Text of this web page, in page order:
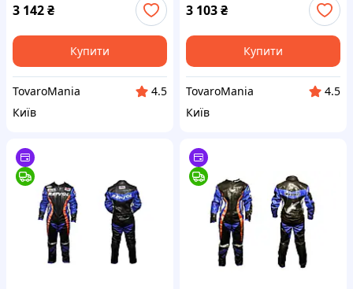
3 142₴
Купити
TovaroMania
4.5
Київ
3 103₴
Купити
TovaroMania
4.5
Київ